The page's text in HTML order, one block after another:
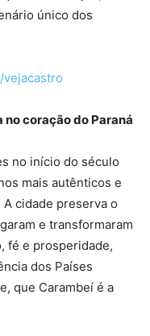
único dos
coração do Paraná
no início do século
mais autênticos e
cidade preserva o
e transformaram
fé e prosperidade,
dos Países
que Carambeí é a